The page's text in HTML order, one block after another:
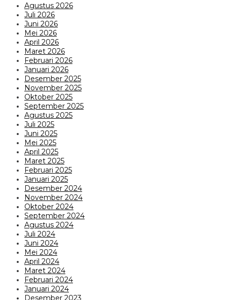
Agustus 2026
Juli 2026
Juni 2026
Mei 2026
April 2026
Maret 2026
Februari 2026
Januari 2026
Desember 2025
November 2025
Oktober 2025
September 2025
Agustus 2025
Juli 2025
Juni 2025
Mei 2025
April 2025
Maret 2025
Februari 2025
Januari 2025
Desember 2024
November 2024
Oktober 2024
September 2024
Agustus 2024
Juli 2024
Juni 2024
Mei 2024
April 2024
Maret 2024
Februari 2024
Januari 2024
Desember 2023